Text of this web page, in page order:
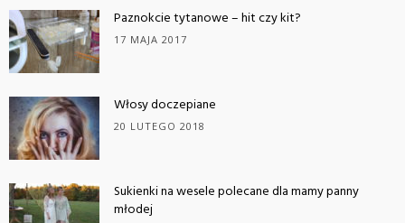
Paznokcie tytanowe – hit czy kit?
17 MAJA 2017
Włosy doczepiane
20 LUTEGO 2018
Sukienki na wesele polecane dla mamy panny
młodej